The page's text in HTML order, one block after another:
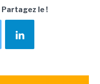
Partagez le !